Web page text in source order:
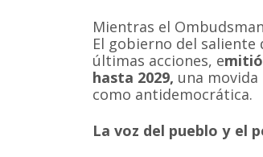
Mientras el
El gobierno del
últimas acciones, e
hasta 2029, una
como antidemocrática.
La voz del pueblo y el